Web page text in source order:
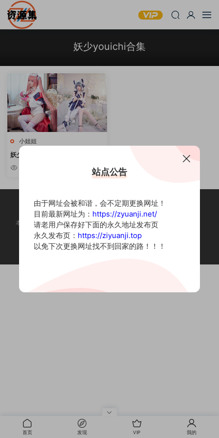
妖少youichi合集
小姐姐
妖少youichi – 32套cos写真合集
[持续更新]
本站为摄影写真图片网站，内容来自网络收集整理，仅作个人学习使用。
如有违法内容请联系删除
Copyright © 2022 资源集
首页 发现 VIP 我的
站点公告
由于网址会被和谐，会不定期更换网址！
目前最新网址为： https://zyuanji.net/
请老用户保存好下面的永久地址发布页
永久发布页： https://ziyuanji.top
以免下次更换网址找不到回家的路！！！